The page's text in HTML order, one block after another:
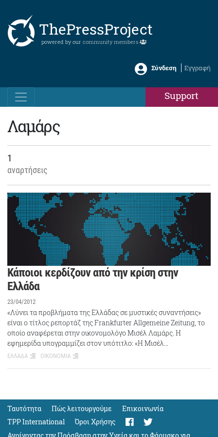
ThePressProject
powered by our community members
Σύνδεση Εγγραφή
Support
Λαμάρς
1
αναρτήσεις
Κάποιοι κερδίζουν από την κρίση στην
Ελλάδα
23/04/2012
«Λύνει τα προβλήματα της Ελλάδας σε μυστικές συναντήσεις»
είναι ο τίτλος ρεπορτάζ της Frankfurter Allgemeine Zeitung, το
οποίο αναφέρεται στην οικονομολόγο Μισέλ Λαμάρς. Η
εφημερίδα υπογραμμίζει στον υπότιτλο: «Η Μισέλ…
ΕΛΛΑΔΑ ΟΙΚΟΝΟΜΙΑ
Ταυτότητα Πώς λειτουργούμε
Eπικοινωνία
TPP International
Όροι Χρήσης